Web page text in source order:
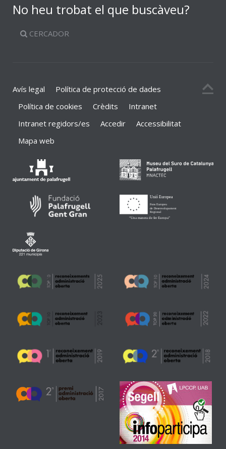
No heu trobat el que buscàveu?
CERCADOR
Avís legal
Política de protecció de dades
Política de cookies
Crèdits
Intranet
Intranet regidors/es
Accedir
Accessibilitat
Mapa web